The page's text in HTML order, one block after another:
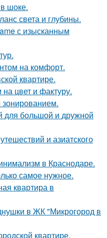
шоке.
света и глубины.
с изысканным
на комфорт.
квартире.
цвет и фактуру.
для большой и дружной
и азиатского
в Краснодаре.
самое нужное.
квартира в
в ЖК "Микрогород в
квартире.